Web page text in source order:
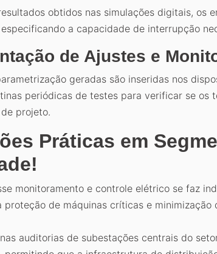
obtidos nas simulações digitais, os
a capacidade de interrupção
de Ajustes e
geradas são inseridas nos
periódicas de testes para verificar se os
projeto.
Práticas em
monitoramento e controle elétrico se faz
proteção de máquinas críticas e
auditorias de subestações centrais do